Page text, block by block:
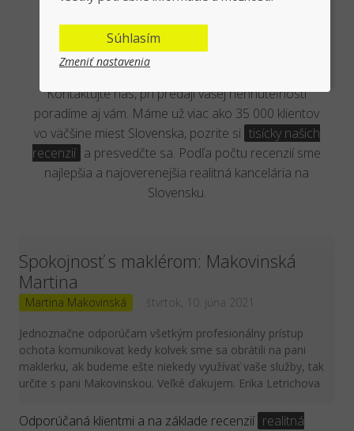
Overená kancelária reálnymi
klientmi
Kontaktujte nás, pri predaji vašej nehnuteľnosti
poradíme aj vám. Máme už viac ako 35 000 klientov
vo väčšine miest Slovenska, pozrite si tisícky našich
recenzií a presvedčte sa. Podľa počtu recenzií sme
najlepšia a najoverenejšia realitná kancelária na
Slovensku.
Spokojnosť s maklérom: Makovinská
Martina
Martina Makovinská štvrtok, 10. júna 2021
Jednoznačne odporúčam všetkým profesionálny prístup
ochota komunikovat kedy kolvek sme sa obrátili na pani
maklerku, ak budeme ešte niekedy využívať vaše služby, tak
určite s pani Makovinskou. Veľké ďakujem. Erika Letrichova
Odporúčaná klientmi a na základe recenzií realitná
Súhlasím
Zmeniť nastavenia